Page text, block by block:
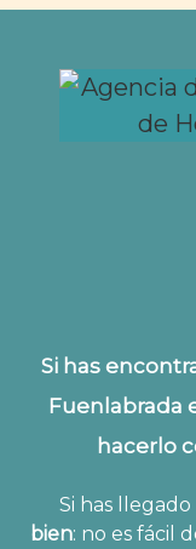
Si has
Fuenlabrada
hacerlo
Si has
bien: no es fácil